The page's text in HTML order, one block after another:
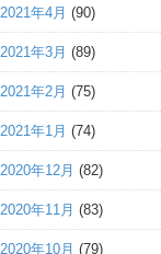
2021年4月 (90)
2021年3月 (89)
2021年2月 (75)
2021年1月 (74)
2020年12月 (82)
2020年11月 (83)
2020年10月 (79)